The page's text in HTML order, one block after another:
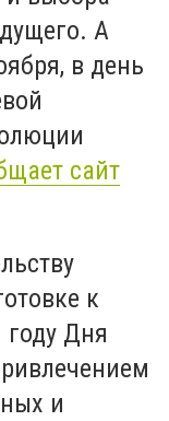
А
в день
сайт
к
Дня
и